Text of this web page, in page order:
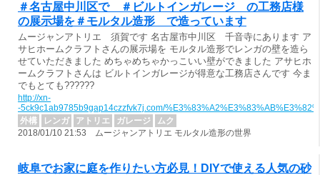
＃名古屋中川区で ＃ビルトインガレージ の工務店様
の展示場を＃モルタル造形 で造っています
ムージャンアトリエ 須賀です 名古屋市中川区 千音寺にあります ア
サヒホームクラフトさんの展示場を モルタル造形でレンガの壁を造ら
せていただきました めちゃめちゃかっこいい壁ができました アサヒホ
ームクラフトさんは ビルトインガレージが得意な工務店さんです 今ま
でもとても??????
http://xn-
-5ck9c1ab9785b9gap14czzfvk7j.com/
外構
レンガ アトリエ ガレージ
ムク
2018/01/10 21:53 ムージャンアトリエ モルタル造形の世界
岐阜でお家に庭を作りたい方必見！DIYで使える人気の砂